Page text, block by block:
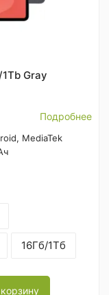
Gray
Подробнее
MediaTek
16Гб/1Тб